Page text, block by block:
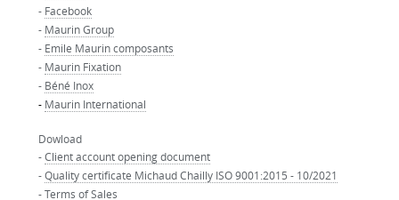
- Facebook
- Maurin Group
- Emile Maurin composants
- Maurin Fixation
- Béné Inox
- Maurin International
Dowload
-Client account opening document
-Quality certificate Michaud Chailly ISO 9001:2015 - 10/2021
-Terms of Sales